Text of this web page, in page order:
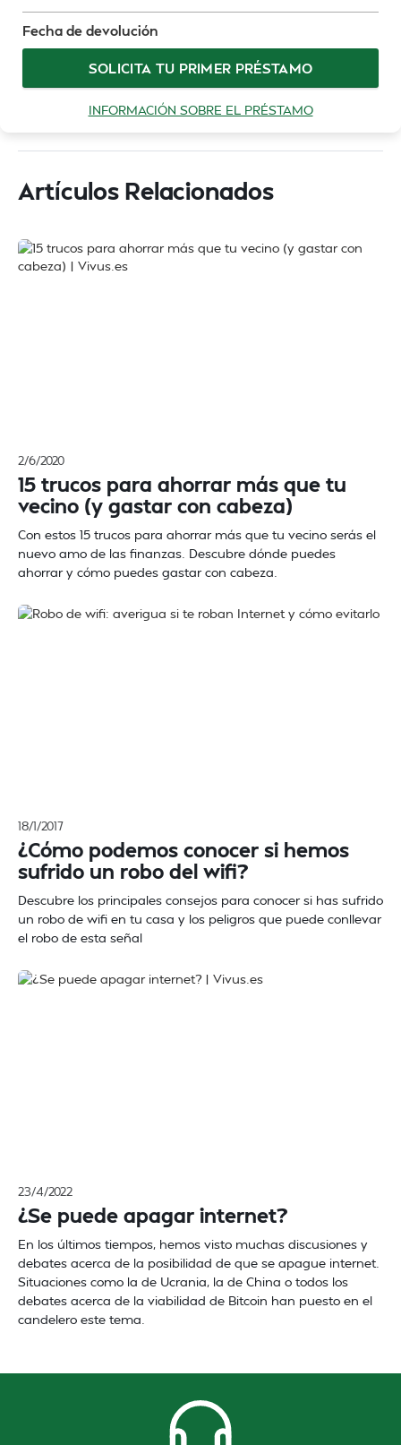
Fecha de devolución
SOLICITA TU PRIMER PRÉSTAMO
INFORMACIÓN SOBRE EL PRÉSTAMO
Artículos Relacionados
2/6/2020
15 trucos para ahorrar más que tu
vecino (y gastar con cabeza)
Con estos 15 trucos para ahorrar más que tu vecino serás el
nuevo amo de las finanzas. Descubre dónde puedes
ahorrar y cómo puedes gastar con cabeza.
18/1/2017
¿Cómo podemos conocer si hemos
sufrido un robo del wifi?
Descubre los principales consejos para conocer si has sufrido
un robo de wifi en tu casa y los peligros que puede conllevar
el robo de esta señal
23/4/2022
¿Se puede apagar internet?
En los últimos tiempos, hemos visto muchas discusiones y
debates acerca de la posibilidad de que se apague internet.
Situaciones como la de Ucrania, la de China o todos los
debates acerca de la viabilidad de Bitcoin han puesto en el
candelero este tema.